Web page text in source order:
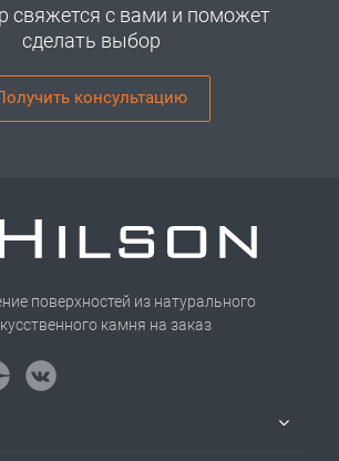
свяжется с вами и поможет
сделать выбор
консультацию
поверхностей из натурального
камня на заказ